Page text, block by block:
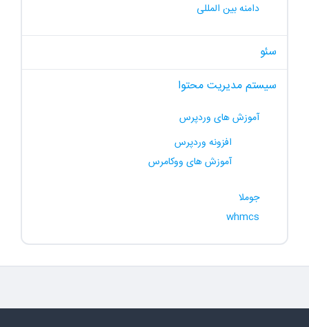
دامنه بین المللی
سئو
سیستم مدیریت محتوا
آموزش های وردپرس
افزونه وردپرس
آموزش های ووکامرس
جوملا
whmcs